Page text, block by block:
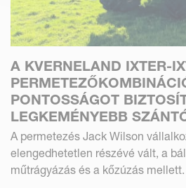
A KVERNELAND IXTER-
PONTOSSÁGOT
LEGKEMÉNYEBB
A permetezés Jack Wilson
elengedhetetlen részévé vált, a
műtrágyázás és a kőzúzás